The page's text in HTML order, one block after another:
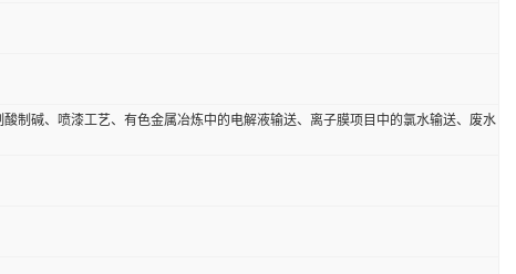
制碱、喷漆工艺、有色金属冶炼中的电解液输送、离子膜项目中的氯水输送、废水